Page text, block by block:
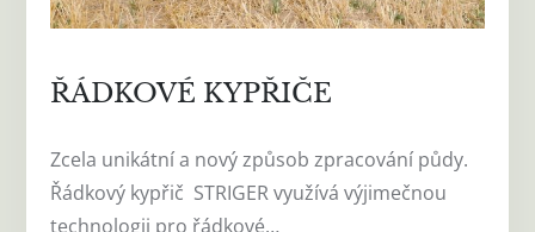
ŘÁDKOVÉ KYPŘIČE
Zcela unikátní a nový způsob zpracování půdy.
Řádkový kypřič STRIGER využívá výjimečnou
technologii pro řádkové…